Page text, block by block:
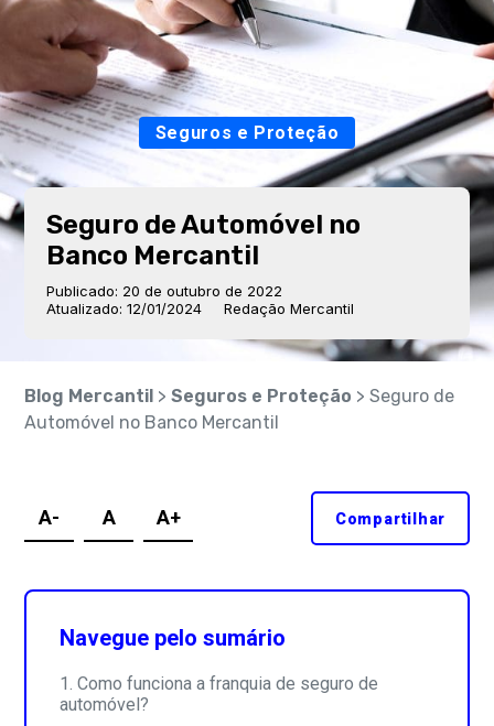
Seguros e Proteção
Seguro de Automóvel no
Banco Mercantil
Publicado: 20 de outubro de 2022
Atualizado: 12/01/2024
Redação Mercantil
Blog Mercantil >Seguros e Proteção > Seguro de
Automóvel no Banco Mercantil
A- A A+ Compartilhar
Navegue pelo sumário
Como funciona a franquia de seguro de
automóvel?